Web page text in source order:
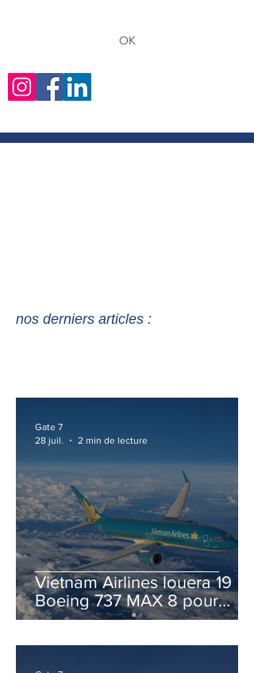
OK
nos derniers articles :
Vietnam Airlines louera 19
Boeing 737 MAX 8 pour
accélérer la modernisation
Gate 7
28 juil.
2 min de lecture